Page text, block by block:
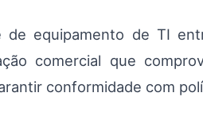
de equipamento de TI
comercial que
conformidade com